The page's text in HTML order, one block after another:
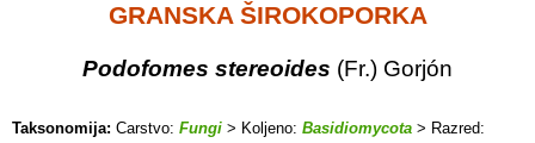
GRANSKA ŠIROKOPORKA
Podofomes stereoides (Fr.) Gorjón
Taksonomija: Carstvo: Fungi > Koljeno: Basidiomycota > Razred: